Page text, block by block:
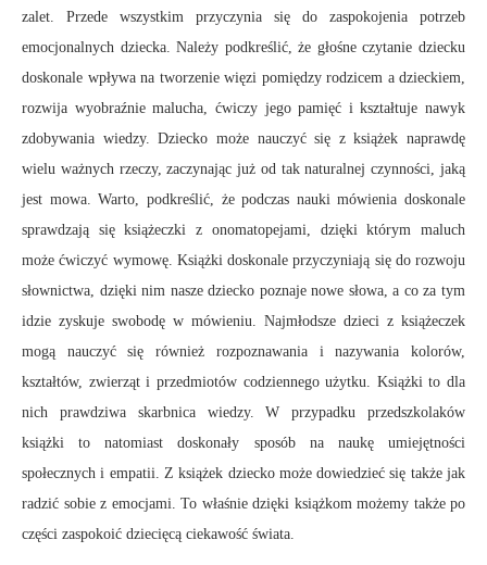
zalet. Przede wszystkim przyczynia się do zaspokojenia potrzeb
emocjonalnych dziecka. Należy podkreślić, że głośne czytanie dziecku
doskonale wpływa na tworzenie więzi pomiędzy rodzicem a dzieckiem,
rozwija wyobraźnie malucha, ćwiczy jego pamięć i kształtuje nawyk
zdobywania wiedzy. Dziecko może nauczyć się z książek naprawdę
wielu ważnych rzeczy, zaczynając już od tak naturalnej czynności, jaką
jest mowa. Warto, podkreślić, że podczas nauki mówienia doskonale
sprawdzają się książeczki z onomatopejami, dzięki którym maluch
może ćwiczyć wymowę. Książki doskonale przyczyniają się do rozwoju
słownictwa, dzięki nim nasze dziecko poznaje nowe słowa, a co za tym
idzie zyskuje swobodę w mówieniu. Najmłodsze dzieci z książeczek
mogą nauczyć się również rozpoznawania i nazywania kolorów,
kształtów, zwierząt i przedmiotów codziennego użytku. Książki to dla
nich prawdziwa skarbnica wiedzy. W przypadku przedszkolaków
książki to natomiast doskonały sposób na naukę umiejętności
społecznych i empatii. Z książek dziecko może dowiedzieć się także jak
radzić sobie z emocjami. To właśnie dzięki książkom możemy także po
części zaspokoić dziecięcą ciekawość świata.